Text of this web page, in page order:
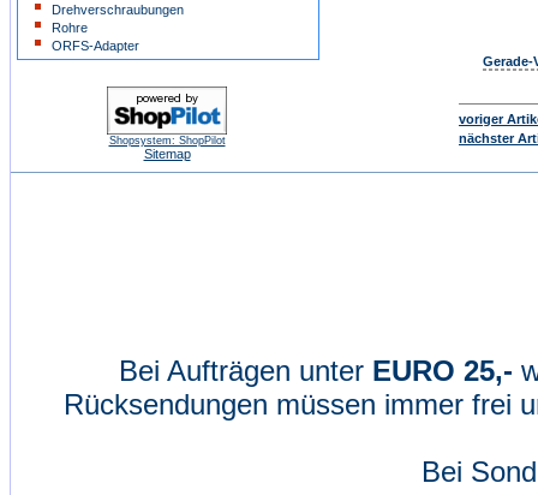
Drehverschraubungen
Rohre
ORFS-Adapter
Shopsystem: ShopPilot
Sitemap
Gerade-
voriger
nächster
Bei Aufträgen unter EURO 25,-
Rücksendungen müssen immer frei
Bei